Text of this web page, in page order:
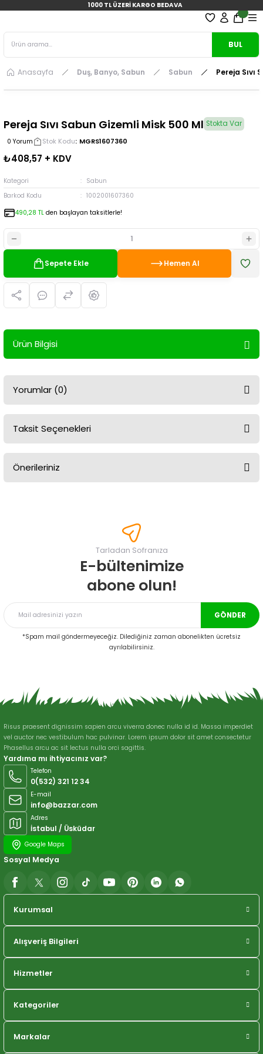
1000 TL ÜZERİ KARGO BEDAVA
BUL
Anasayfa Duş, Banyo, Sabun Sabun Pereja Sıvı
Pereja Sıvı Sabun Gizemli Misk 500 Ml Stokta Var
0 Yorum Stok Kodu MGRS1607360
₺408,57 + KDV
Kategori
Sabun
Barkod Kodu
1002001607360
490,28 TL den başlayan taksitlerle!
Sepete Ekle Hemen Al
Ürün Bilgisi
Yorumlar (0)
Taksit Seçenekleri
Önerileriniz
Görüş ve önerileriniz için teşekkür ederiz.
Ürün resmi kalitesiz, bozuk veya görüntülenemiyor.
Ürün bilgilerinde hatalar bulunuyor.
Bu ürüne benzer farklı alternatifler olmalı.
Gönder
Tarladan Sofranıza
E-bültenimize
abone olun!
GÖNDER
*Spam mail göndermeyeceğiz. Dilediğiniz zaman abonelikten ücretsiz
ayrılabilirsiniz.
Risus praesent dignissim sapien arcu viverra donec nulla id id. Massa imperdiet
vel auctor nec vestibulum hac pulvinar. Lorem ipsum dolor sit amet consectetur
Phasellus arcu ac sit lectus nulla orci sagittis.
Yardıma mı ihtiyacınız var?
Telefon
0(532) 321 12 34
E-mail
info@bazzar.com
Adres
İstabul / Üsküdar
Google Maps
Kurumsal
Alışveriş Bilgileri
Hizmetler
Kategoriler
Markalar
Sosyal Medya